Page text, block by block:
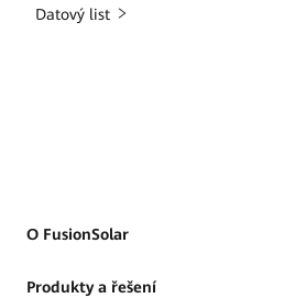
Datový list
O FusionSolar
Produkty a řešení